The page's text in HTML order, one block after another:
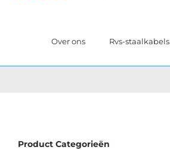
Over ons Rvs-staalkabels
Product Categorieën